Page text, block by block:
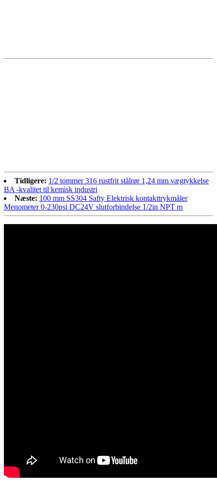
Tidligere: 1/2 tommer 316 rustfrit stålrør 1,24 mm vægtykkelse
BA -kvalitet til kemisk industri
Næste: 100 mm SS304 Safty Elektrisk kontakttrykmåler
Menometer 0-230psi DC24V slutforbindelse 1/2in NPT m